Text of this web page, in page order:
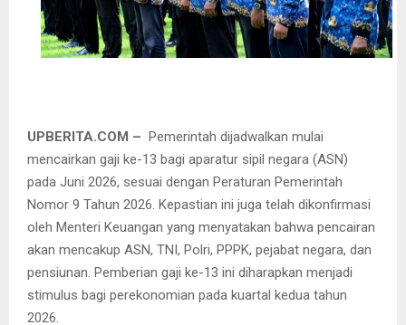
UPBERITA.COM – Pemerintah dijadwalkan mulai
mencairkan gaji ke-13 bagi aparatur sipil negara (ASN)
pada Juni 2026, sesuai dengan Peraturan Pemerintah
Nomor 9 Tahun 2026. Kepastian ini juga telah dikonfirmasi
oleh Menteri Keuangan yang menyatakan bahwa pencairan
akan mencakup ASN, TNI, Polri, PPPK, pejabat negara, dan
pensiunan. Pemberian gaji ke-13 ini diharapkan menjadi
stimulus bagi perekonomian pada kuartal kedua tahun
2026.